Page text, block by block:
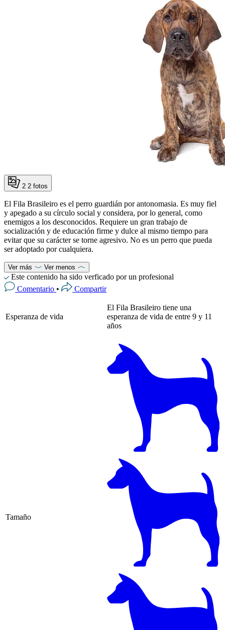
2 2 fotos
El Fila Brasileiro es el perro guardián por antonomasia. Es muy fiel
y apegado a su círculo social y considera, por lo general, como
enemigos a los desconocidos. Requiere un gran trabajo de
socialización y de educación firme y dulce al mismo tiempo para
evitar que su carácter se torne agresivo. No es un perro que pueda
ser adoptado por cualquiera.
Ver más Ver menos
Este contenido ha sido verficado por un profesional
Comentario • Compartir
Esperanza de vida
El Fila Brasileiro tiene una
esperanza de vida de entre 9 y 11
años
Tamaño